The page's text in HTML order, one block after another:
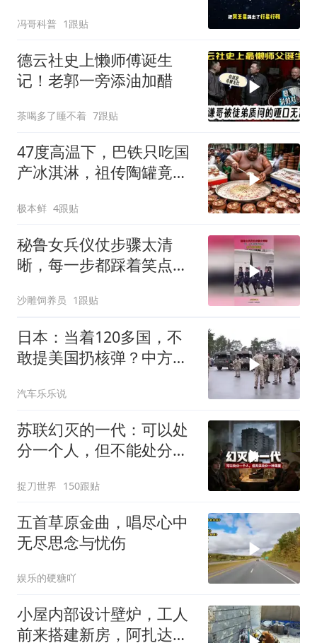
冯哥科普 1跟贴
德云社史上懒师傅诞生
记！老郭一旁添油加醋
茶喝多了睡不着 7跟贴
47度高温下，巴铁只吃国
产冰淇淋，祖传陶罐竟还
极本鲜 4跟贴
秘鲁女兵仪仗步骤太清
晰，每一步都踩着笑点，
沙雕饲养员 1跟贴
日本：当着120多国，不
敢提美国扔核弹？中方：
汽车乐乐说
苏联幻灭的一代：可以处
分一个人，但不能处分一
捉刀世界 150跟贴
五首草原金曲，唱尽心中
无尽思念与忧伤
娱乐的硬糖吖
小屋内部设计壁炉，工人
前来搭建新房，阿扎达思